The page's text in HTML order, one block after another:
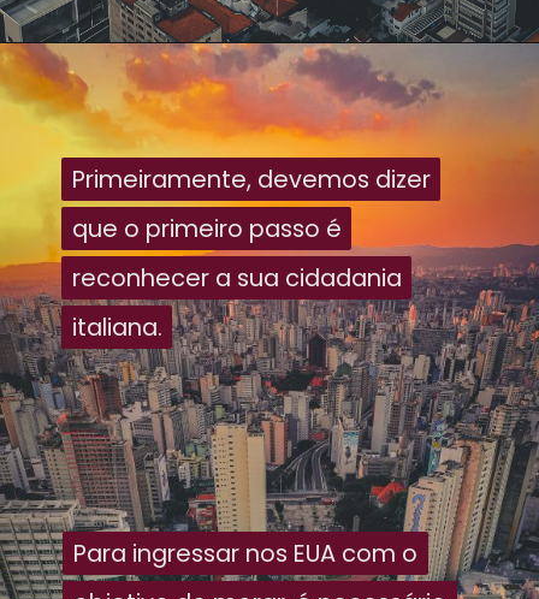
Primeiramente, devemos dizer
que o primeiro passo é
reconhecer a sua cidadania
italiana.
Primeiramente, devemos dizer
que o primeiro passo é
reconhecer a sua cidadania
italiana.
Para ingressar nos EUA com o
Para ingressar nos EUA com o